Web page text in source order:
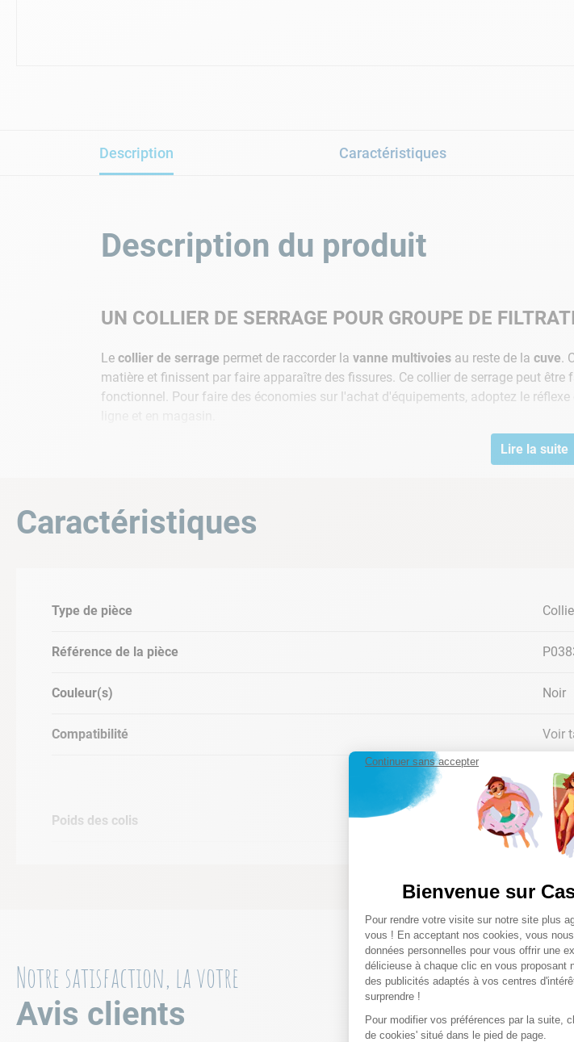
Description Caractéristiques
Description du produit
UN COLLIER DE SERRAGE POUR GROUPE DE
Le collier de serrage permet de raccorder la vanne multivoies au reste de la cuve.
matière et finissent par faire apparaître des fissures. Ce collier de serrage peut
fonctionnel. Pour faire des économies sur l'achat d'équipements, adoptez le réflexe
Référence : P03832
Marque : Bestway
TABLEAU DE COMPATIBILITÉ PRODUIT
GROUPE DE FILTRATION
GROUPE DE FILTRATION
GROUPE DE FILTRATION
Lire la suite
Caractéristiques
Type de pièce
Référence de la pièce
Couleur(s) Noir
Compatibilité Voir
Poids des colis 0,15
Notre satisfaction, la votre
Avis clients
Continuer sans accepter
Bienvenue sur
Plateforme de
Pour rendre votre visite sur notre site plus
vous ! En acceptant nos cookies, vous
données personnelles pour vous offrir une
délicieuse à chaque clic en vous proposant
des publicités adaptés à vos centres
surprendre !
Pour modifier vos préférences par la suite,
de cookies' situé dans le pied de page.
Axeptio